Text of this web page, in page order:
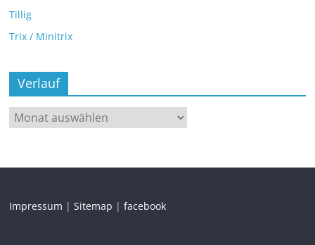
Tillig
Trix / Minitrix
Verlauf
Impressum |Sitemap |facebook